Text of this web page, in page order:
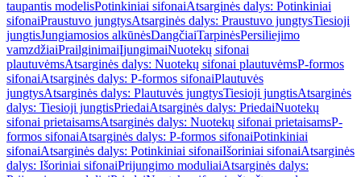
taupantis modelisPotinkiniai sifonaiAtsarginės dalys: Potinkiniai
sifonaiPraustuvo jungtysAtsarginės dalys: Praustuvo jungtysTiesioji
jungtisJungiamosios alkūnėsDangčiaiTarpinėsPersiliejimo
vamzdžiaiPrailginimaiĮjungimaiNuotekų sifonai
plautuvėmsAtsarginės dalys: Nuotekų sifonai plautuvėmsP-formos
sifonaiAtsarginės dalys: P-formos sifonaiPlautuvės
jungtysAtsarginės dalys: Plautuvės jungtysTiesioji jungtisAtsarginės
dalys: Tiesioji jungtisPriedaiAtsarginės dalys: PriedaiNuotekų
sifonai prietaisamsAtsarginės dalys: Nuotekų sifonai prietaisamsP-
formos sifonaiAtsarginės dalys: P-formos sifonaiPotinkiniai
sifonaiAtsarginės dalys: Potinkiniai sifonaiIšoriniai sifonaiAtsarginės
dalys: Išoriniai sifonaiPrijungimo moduliaiAtsarginės dalys: